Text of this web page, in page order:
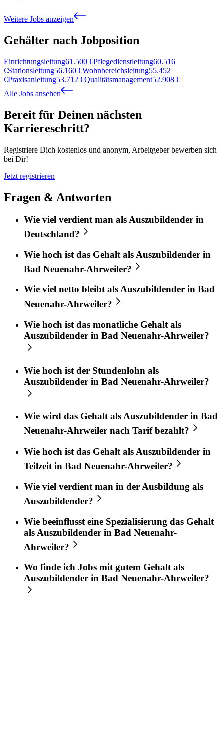
Weitere Jobs anzeigen
Gehälter nach Jobposition
Einrichtungsleitung61.500 €Pflegedienstleitung60.516
€Stationsleitung56.160 €Wohnbereichsleitung55.452
€Praxisanleitung53.712 €Qualitätsmanagement52.908 €
Alle Jobs ansehen
Bereit für Deinen nächsten
Karriereschritt?
Registriere Dich kostenlos und anonym, Arbeitgeber bewerben sich
bei Dir!
Jetzt registrieren
Fragen & Antworten
Wie viel verdient man als Auszubildender in
Deutschland?
Wie hoch ist das Gehalt als Auszubildender in
Bad Neuenahr-Ahrweiler?
Wie viel netto bleibt als Auszubildender in Bad
Neuenahr-Ahrweiler?
Wie hoch ist das monatliche Gehalt als
Auszubildender in Bad Neuenahr-Ahrweiler?
Wie hoch ist der Stundenlohn als
Auszubildender in Bad Neuenahr-Ahrweiler?
Wie wird das Gehalt als Auszubildender in Bad
Neuenahr-Ahrweiler nach Tarif bezahlt?
Wie hoch ist das Gehalt als Auszubildender in
Teilzeit in Bad Neuenahr-Ahrweiler?
Wie viel verdient man in der Ausbildung als
Auszubildender?
Wie beeinflusst eine Spezialisierung das Gehalt
als Auszubildender in Bad Neuenahr-
Ahrweiler?
Wo finde ich Jobs mit gutem Gehalt als
Auszubildender in Bad Neuenahr-Ahrweiler?